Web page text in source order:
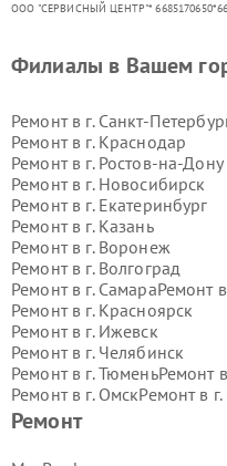
ООО "СЕРВИСНЫЙ ЦЕНТР"*
Ремонт
Филиалы в Вашем
Ремонт в г. Санкт-
Ремонт в г. Краснодар
Ремонт в г. Ростов-на-Дону
Ремонт в г. Новосибирск
Ремонт в г. Екатеринбург
Ремонт в г. Казань
Ремонт в г. Воронеж
Ремонт в г. Волгоград
Ремонт в г. СамараРемонт в
Ремонт в г. Красноярск
Ремонт в г. Ижевск
Ремонт в г. Челябинск
Ремонт в г.ТюменьРемонт
Ремонт в г. ОмскРемонт в г.
Ремонт в г.
Ремонт в г.